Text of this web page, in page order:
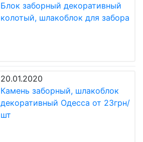
Блок заборный декоративный
колотый, шлакоблок для забора
20.01.2020
Камень заборный, шлакоблок
декоративный Одесса от 23грн/
шт